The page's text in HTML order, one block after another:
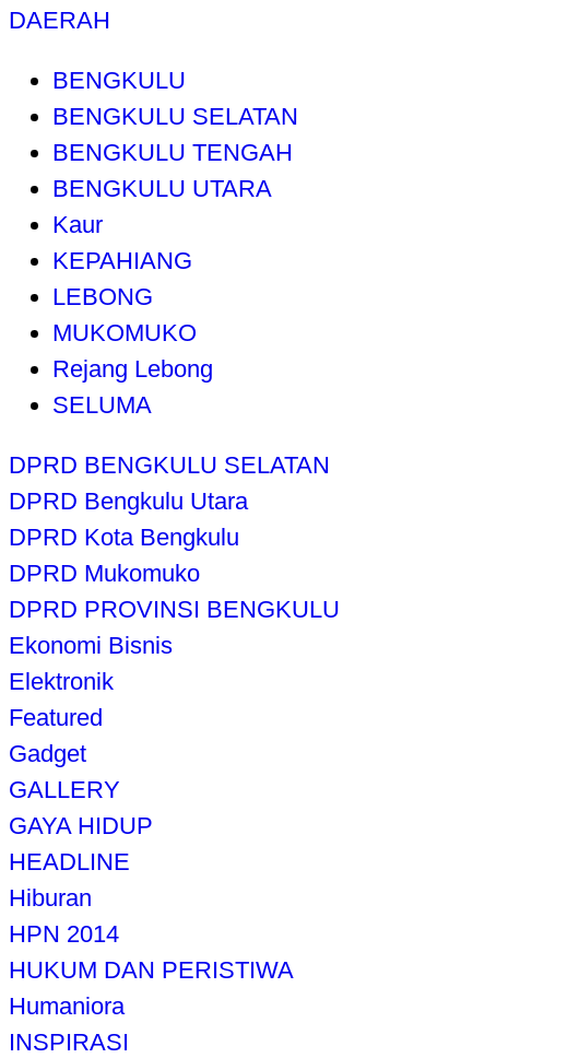
DAERAH
BENGKULU
BENGKULU SELATAN
BENGKULU TENGAH
BENGKULU UTARA
Kaur
KEPAHIANG
LEBONG
MUKOMUKO
Rejang Lebong
SELUMA
DPRD BENGKULU SELATAN
DPRD Bengkulu Utara
DPRD Kota Bengkulu
DPRD Mukomuko
DPRD PROVINSI BENGKULU
Ekonomi Bisnis
Elektronik
Featured
Gadget
GALLERY
GAYA HIDUP
HEADLINE
Hiburan
HPN 2014
HUKUM DAN PERISTIWA
Humaniora
INSPIRASI